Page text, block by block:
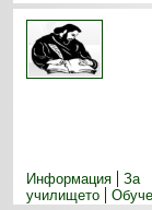
Информация
прием
Проекти
Информация
За
училището